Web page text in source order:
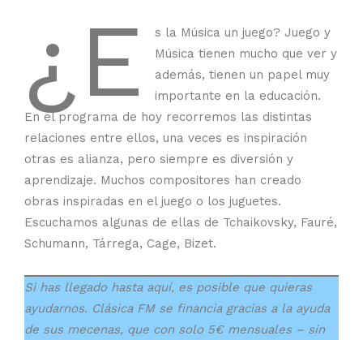
¿E
s la Música un juego? Juego y
Música tienen mucho que ver y
además, tienen un papel muy
importante en la educación.
En el programa de hoy recorremos las distintas
relaciones entre ellos, una veces es inspiración
otras es alianza, pero siempre es diversión y
aprendizaje. Muchos compositores han creado
obras inspiradas en el juego o los juguetes.
Escuchamos algunas de ellas de Tchaikovsky, Fauré,
Schumann, Tárrega, Cage, Bizet.
Si has llegado hasta aquí, es posible que quieras
ayudarnos. Clásica FM se financia gracias a la ayuda
de sus mecenas, que con solo 5€ mensuales – sin